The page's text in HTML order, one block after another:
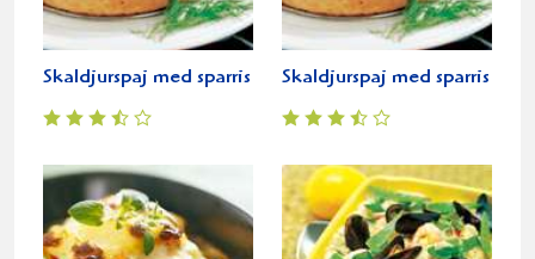
Skaldjurspaj med sparris Skaldjurspaj med sparris